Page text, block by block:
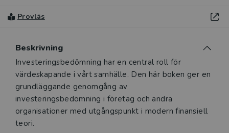
Provläs
Beskrivning
Beskrivning
Investeringsbedömning har en central roll för
värdeskapande i vårt samhälle. Den här boken ger en
grundläggande genomgång av
investeringsbedömning i företag och andra
organisationer med utgångspunkt i modern finansiell
teori.